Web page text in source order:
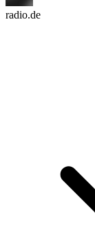
radio.de